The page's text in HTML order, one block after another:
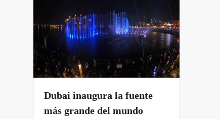
Dubai inaugura la fuente
más grande del mundo